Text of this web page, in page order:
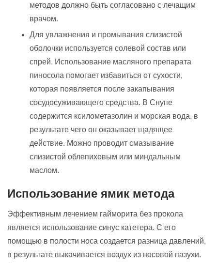
методов должно быть согласовано с лечащим
врачом.
Для увлажнения и промывания слизистой
оболочки используется солевой состав или
спрей. Использование масляного препарата
пиносола помогает избавиться от сухости,
которая появляется после закапывания
сосудосуживающего средства. В Снупе
содержится ксилометазолин и морская вода, в
результате чего он оказывает щадящее
действие. Можно проводит смазывание
слизистой облепиховым или миндальным
маслом.
Использование ямик метода
Эффективным лечением гайморита без прокола
является использование синус катетера. С его
помощью в полости носа создается разница давлений,
в результате выкачивается воздух из носовой пазухи.